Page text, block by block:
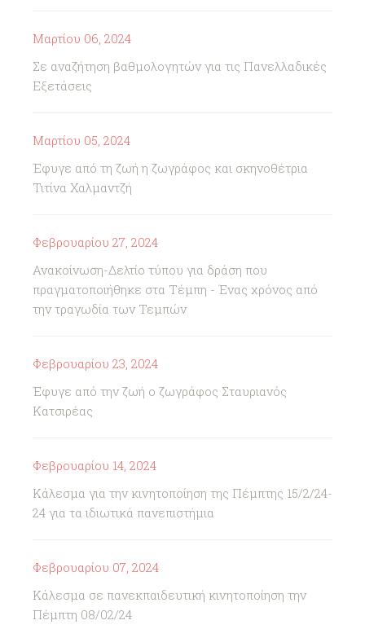
Μαρτίου 06, 2024
Σε αναζήτηση βαθμολογητών για τις Πανελλαδικές
Εξετάσεις
Μαρτίου 05, 2024
Έφυγε από τη ζωή η ζωγράφος και σκηνοθέτρια
Τιτίνα Χαλμαντζή
Φεβρουαρίου 27, 2024
Ανακοίνωση-Δελτίο τύπου για δράση που
πραγματοποιήθηκε στα Τέμπη - Ένας χρόνος από
την τραγωδία των Τεμπών
Φεβρουαρίου 23, 2024
Έφυγε από την ζωή ο ζωγράφος Σταυριανός
Κατσιρέας
Φεβρουαρίου 14, 2024
Κάλεσμα για την κινητοποίηση της Πέμπτης 15/2/24-
24 για τα ιδιωτικά πανεπιστήμια
Φεβρουαρίου 07, 2024
Κάλεσμα σε πανεκπαιδευτική κινητοποίηση την
Πέμπτη 08/02/24